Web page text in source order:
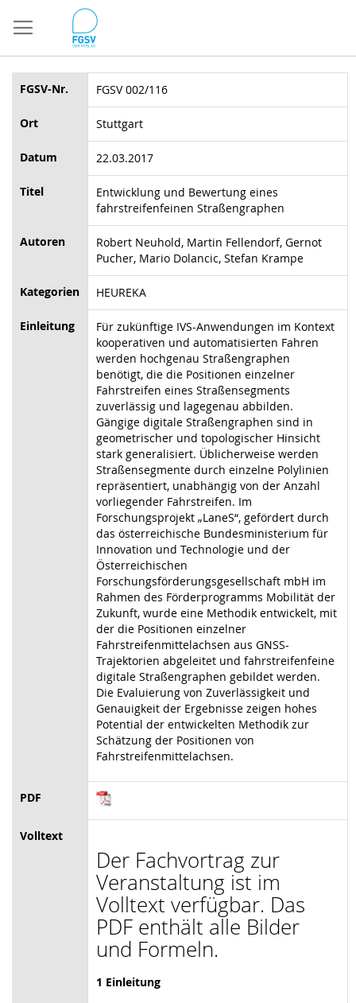
zum
Inhalt
FGSV-Nr. FGSV 002/116
Ort Stuttgart
Datum 22.03.2017
Titel
Entwicklung und Bewertung eines
fahrstreifenfeinen Straßengraphen
Autoren
Robert Neuhold, Martin Fellendorf, Gernot
Pucher, Mario Dolancic, Stefan Krampe
Kategorien HEUREKA
Einleitung
Für zukünftige IVS-Anwendungen im Kontext
kooperativen und automatisierten Fahren
werden hochgenau Straßengraphen
benötigt, die die Positionen einzelner
Fahrstreifen eines Straßensegments
zuverlässig und lagegenau abbilden.
Gängige digitale Straßengraphen sind in
geometrischer und topologischer Hinsicht
stark generalisiert. Üblicherweise werden
Straßensegmente durch einzelne Polylinien
repräsentiert, unabhängig von der Anzahl
vorliegender Fahrstreifen. Im
Forschungsprojekt „LaneS“, gefördert durch
das österreichische Bundesministerium für
Innovation und Technologie und der
Österreichischen
Forschungsförderungsgesellschaft mbH im
Rahmen des Förderprogramms Mobilität der
Zukunft, wurde eine Methodik entwickelt, mit
der die Positionen einzelner
Fahrstreifenmittelachsen aus GNSS-
Trajektorien abgeleitet und fahrstreifenfeine
digitale Straßengraphen gebildet werden.
Die Evaluierung von Zuverlässigkeit und
Genauigkeit der Ergebnisse zeigen hohes
Potential der entwickelten Methodik zur
Schätzung der Positionen von
Fahrstreifenmittelachsen.
PDF
Volltext
Der Fachvortrag zur
Veranstaltung ist im
Volltext verfügbar. Das
PDF enthält alle Bilder
und Formeln.
1 Einleitung